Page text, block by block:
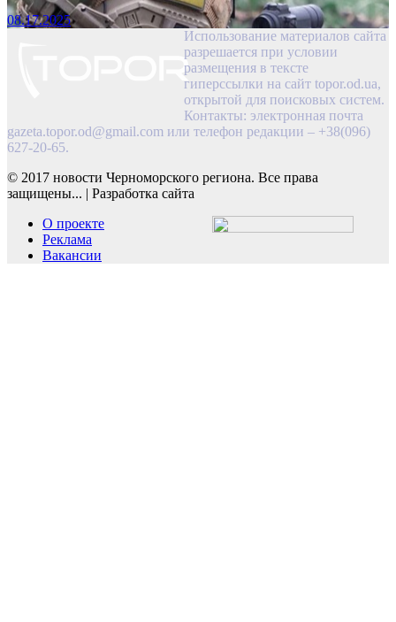
08.17.2025
Использование материалов сайта
разрешается при условии
размещения в тексте
гиперссылки на сайт topor.od.ua,
открытой для поисковых систем.
Контакты: электронная почта
gazeta.topor.od@gmail.com или телефон редакции – +38(096)
627-20-65.
© 2017 новости Черноморского региона. Все права
защищены... | Разработка сайта
О проекте
Реклама
Вакансии